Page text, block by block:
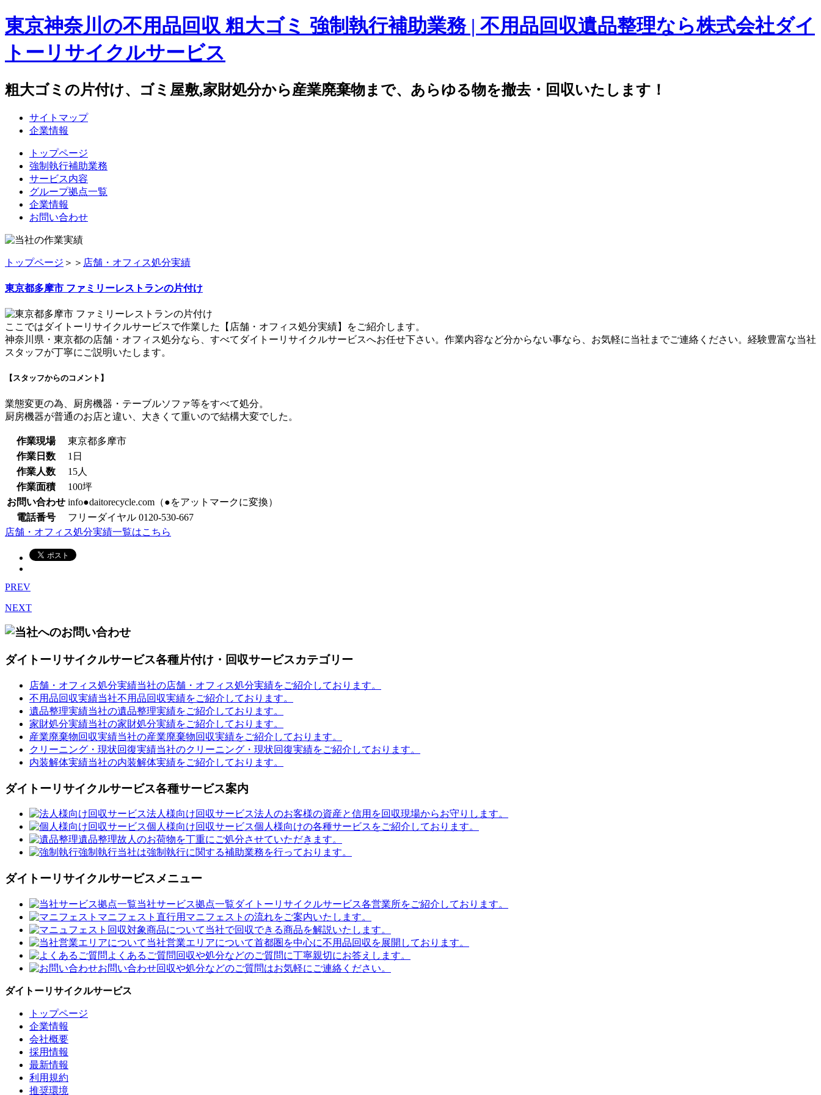
東京神奈川の不用品回収 粗大ゴミ 強制執行補助業務 | 不用品回収遺品整理なら株式会社ダイ
トーリサイクルサービス
粗大ゴミの片付け、ゴミ屋敷,家財処分から産業廃棄物まで、あらゆる物を撤去・回収いたします！
サイトマップ
企業情報
トップページ
強制執行補助業務
サービス内容
グループ拠点一覧
企業情報
お問い合わせ
トップページ ＞＞ 店舗・オフィス処分実績
東京都多摩市 ファミリーレストランの片付け
ここではダイトーリサイクルサービスで作業した【店舗・オフィス処分実績】をご紹介します。
神奈川県・東京都の店舗・オフィス処分なら、すべてダイトーリサイクルサービスへお任せ下さい。作業内容など分からない事なら、お気軽に当社までご連絡ください。経験豊富な当社
スタッフが丁寧にご説明いたします。
【スタッフからのコメント】
業態変更の為、厨房機器・テーブルソファ等をすべて処分。
厨房機器が普通のお店と違い、大きくて重いので結構大変でした。
作業現場
東京都多摩市
作業日数
1日
作業人数
15人
作業面積
100坪
お問い合わせ info●daitorecycle.com（●をアットマークに変換）
電話番号
フリーダイヤル 0120-530-667
店舗・オフィス処分実績一覧はこちら
PREV
NEXT
ダイトーリサイクルサービス各種片付け・回収サービスカテゴリー
店舗・オフィス処分実績当社の店舗・オフィス処分実績をご紹介しております。
不用品回収実績当社不用品回収実績をご紹介しております。
遺品整理実績当社の遺品整理実績をご紹介しております。
家財処分実績当社の家財処分実績をご紹介しております。
産業廃棄物回収実績当社の産業廃棄物回収実績をご紹介しております。
クリーニング・現状回復実績当社のクリーニング・現状回復実績をご紹介しております。
内装解体実績当社の内装解体実績をご紹介しております。
ダイトーリサイクルサービス各種サービス案内
法人様向け回収サービス法人のお客様の資産と信用を回収現場からお守りします。
個人様向け回収サービス個人様向けの各種サービスをご紹介しております。
遺品整理故人のお荷物を丁重にご処分させていただきます。
強制執行当社は強制執行に関する補助業務を行っております。
ダイトーリサイクルサービスメニュー
当社サービス拠点一覧ダイトーリサイクルサービス各営業所をご紹介しております。
マニフェスト 直行用マニフェストの流れをご案内いたします。
回収対象商品について当社で回収できる商品を解説いたします。
当社営業エリアについて首都圏を中心に不用品回収を展開しております。
よくあるご質問 回収や処分などのご質問に丁寧親切にお答えします。
お問い合わせ回収や処分などのご質問はお気軽にご連絡ください。
ダイトーリサイクルサービス
トップページ
企業情報
会社概要
採用情報
最新情報
利用規約
推奨環境